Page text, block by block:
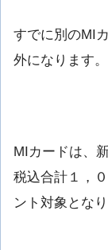
すでに別のMI
外になります。
MIカードは、
税込合計１，
ント対象となり